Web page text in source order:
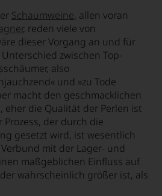
Schaumweine, allen voran
, reden viele von
dieser Vorgang an und für
zwischen Top-
also
und »zu Tode
macht den geschmacklichen
eher die Qualität der Perlen ist
der durch die
gesetzt wird, ist wesentlich
mit der Lager- und
maßgeblichen Einfluss auf
wahrscheinlich größer ist, als